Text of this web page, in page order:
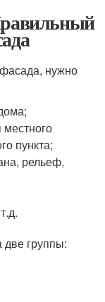
нужно
пункта;
рельеф,
две группы: